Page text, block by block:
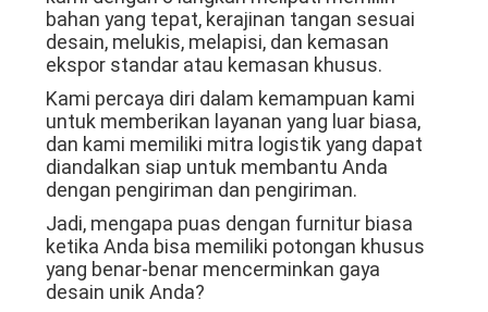
bahan yang tepat, kerajinan tangan sesuai
desain, melukis, melapisi, dan kemasan
ekspor standar atau kemasan khusus.
Kami percaya diri dalam kemampuan kami
untuk memberikan layanan yang luar biasa,
dan kami memiliki mitra logistik yang dapat
diandalkan siap untuk membantu Anda
dengan pengiriman dan pengiriman.
Jadi, mengapa puas dengan furnitur biasa
ketika Anda bisa memiliki potongan khusus
yang benar-benar mencerminkan gaya
desain unik Anda?